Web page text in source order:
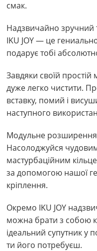
смак.
Надзвичайно зручний
IKU JOY — це
подарує тобі
Завдяки своїй простій
дуже легко чистити.
вставку, помий і
наступного
Модульне
Насолоджуйся
мастурбаційним
за допомогою нашої
кріплення.
Окремо IKU JOY
можна брати з собою
ідеальний супутник у
ти його потребуєш.